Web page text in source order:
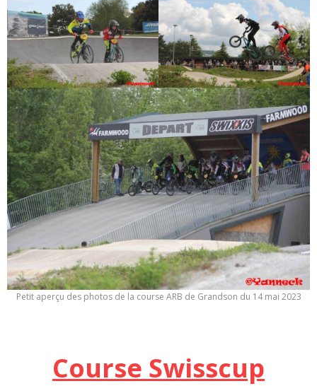
Petit aperçu des photos de la course ARB de Grandson du 14 mai 2023
Course Swisscup